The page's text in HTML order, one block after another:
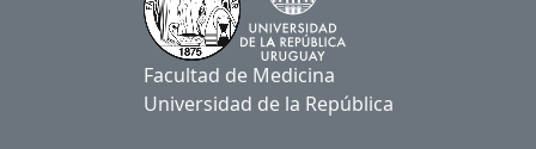
Facultad de Medicina
Universidad de la República